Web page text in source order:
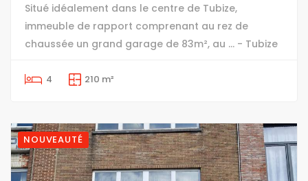
Situé idéalement dans le centre de Tubize,
immeuble de rapport comprenant au rez de
chaussée un grand garage de 83m², au ... - Tubize
4 210 m²
NOUVEAUTÉ